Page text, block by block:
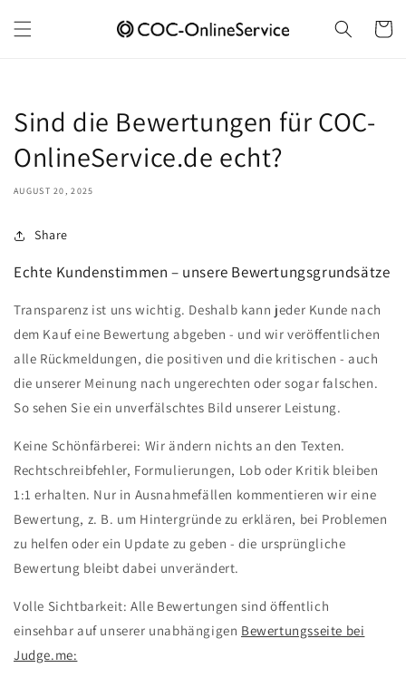
content
Cart
Sind die Bewertungen für COC-
OnlineService.de echt?
AUGUST 20, 2025
Share
Echte Kundenstimmen – unsere Bewertungsgrundsätze
Transparenz ist uns wichtig. Deshalb kann jeder Kunde nach
dem Kauf eine Bewertung abgeben - und wir veröffentlichen
alle Rückmeldungen, die positiven und die kritischen - auch
die unserer Meinung nach ungerechten oder sogar falschen.
So sehen Sie ein unverfälschtes Bild unserer Leistung.
Keine Schönfärberei: Wir ändern nichts an den Texten.
Rechtschreibfehler, Formulierungen, Lob oder Kritik bleiben
1:1 erhalten. Nur in Ausnahmefällen kommentieren wir eine
Bewertung, z. B. um Hintergründe zu erklären, bei Problemen
zu helfen oder ein Update zu geben - die ursprüngliche
Bewertung bleibt dabei unverändert.
Volle Sichtbarkeit: Alle Bewertungen sind öffentlich
einsehbar auf unserer unabhängigen Bewertungsseite bei
Judge.me: